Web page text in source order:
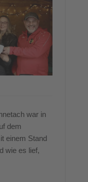
war in
dem
einem Stand
wie es lief,